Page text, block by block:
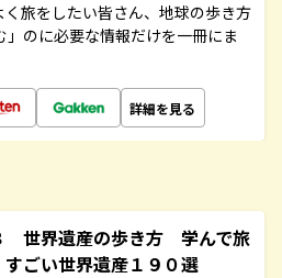
旅をしたい皆さん、地球の歩き方
のに必要な情報だけを一冊にま
詳細を見る
世界遺産の歩き方 学んで旅
すごい世界遺産１９０選